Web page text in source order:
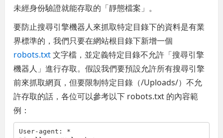
未經身份驗證就能存取的「靜態檔案」。
要防止搜尋引擎機器人來抓取特定目錄下的資料是有業
界標準的，我們只要在網站根目錄下新增一個
robots.txt文字檔，並定義特定目錄不允許「搜尋引擎
機器人」進行存取。假設我們要預設允許所有搜尋引擎
前來抓取網頁，但要限制特定目錄（/Uploads/）不允
許存取的話，各位可以參考以下 robots.txt 的內容範
例：
User-agent: *